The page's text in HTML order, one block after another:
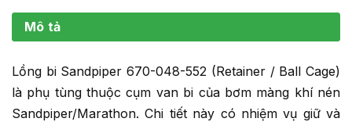
Mô tả
Lồng bi Sandpiper 670-048-552 (Retainer / Ball Cage)
là phụ tùng thuộc cụm van bi của bơm màng khí nén
Sandpiper/Marathon. Chi tiết này có nhiệm vụ giữ và